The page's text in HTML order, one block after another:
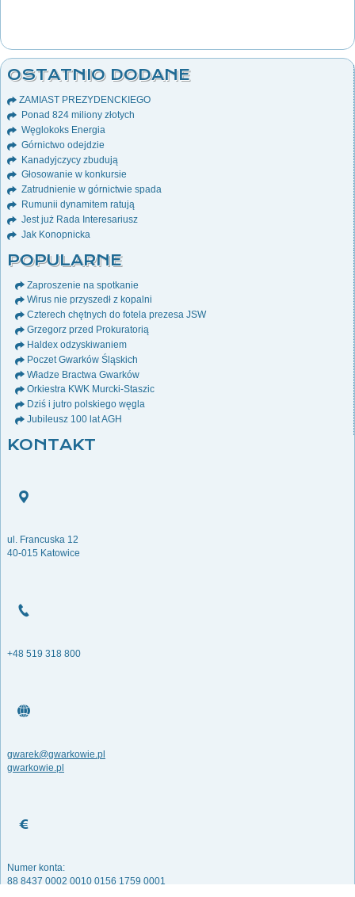
OSTATNIO DODANE
ZAMIAST PREZYDENCKIEGO
Ponad 824 miliony złotych
Węglokoks Energia
Górnictwo odejdzie
Kanadyjczycy zbudują
Głosowanie w konkursie
Zatrudnienie w górnictwie spada
Rumunii dynamitem ratują
Jest już Rada Interesariusz
Jak Konopnicka
POPULARNE
Zaproszenie na spotkanie
Wirus nie przyszedł z kopalni
Czterech chętnych do fotela prezesa JSW
Grzegorz przed Prokuratorią
Haldex odzyskiwaniem
Poczet Gwarków Śląskich
Władze Bractwa Gwarków
Orkiestra KWK Murcki-Staszic
Dziś i jutro polskiego węgla
Jubileusz 100 lat AGH
KONTAKT
ul. Francuska 12
40-015 Katowice
+48 519 318 800
gwarek@gwarkowie.pl
gwarkowie.pl
Numer konta:
88 8437 0002 0010 0156 1759 0001